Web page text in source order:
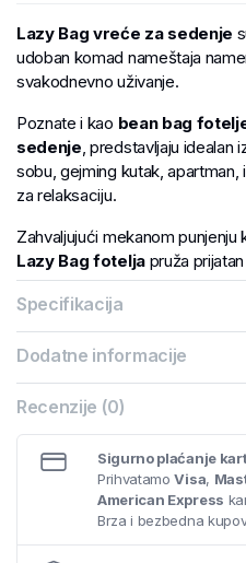
Lazy Bag vreće za sedenje
udoban komad nameštaja
svakodnevno uživanje.
Poznate i kao bean bag
sedenje, predstavljaju idealan
sobu, gejming kutak,
za relaksaciju.
Zahvaljujući mekanom
Lazy Bag foteljapruža
Bilo da želiš da gledaš film,
nakon napornog dana ili
vremenu, Lazy Bag je
Za razliku od klasičnih fotelja i
sedenjese lako pomera, ne
se koristiti u različitim delovima
Njen opušten oblik, prijatna
odličnim izborom za decu,
Specifikacija
Dodatne informacije
Recenzije (0)
Sigurno plaćanje
PrihvatamoVisa,
American Express
Brza i bezbedna